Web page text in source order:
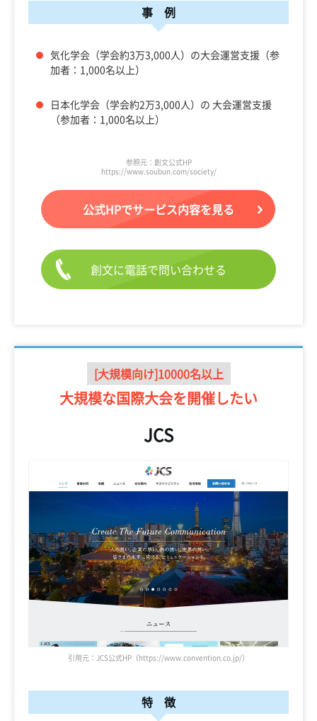
事 例
気化学会（学会約3万3,000人）の大会運営支援（参
加者：1,000名以上）
日本化学会（学会約2万3,000人）の 大会運営支援
（参加者：1,000名以上）
参照元：創文公式HP
https://www.soubun.com/society/
公式HPでサービス内容を見る
創文に電話で問い合わせる
[大規模向け]10000名以上
大規模な国際大会を開催したい
JCS
引用元：JCS公式HP（https://www.convention.co.jp/）
特 徴